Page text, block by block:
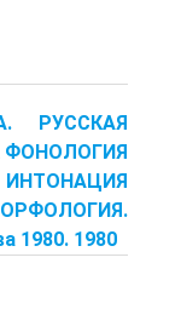
РУССКАЯ
ФОНОЛОГИЯ
1980. 1980